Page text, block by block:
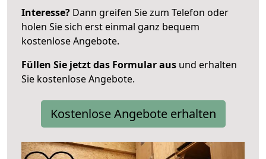
Interesse? Dann greifen Sie zum Telefon oder
holen Sie sich erst einmal ganz bequem
kostenlose Angebote.
Füllen Sie jetzt das Formular aus und erhalten
Sie kostenlose Angebote.
Kostenlose Angebote erhalten